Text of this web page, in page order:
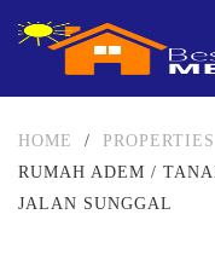
HOME / PROPERTIES
RUMAH ADEM /
JALAN SUNGGAL